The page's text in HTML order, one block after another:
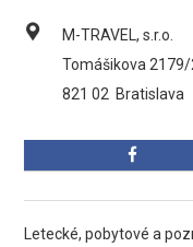
M-TRAVEL, s.r.o.
Tomášikova 2179/
821 02 Bratislava
Letecké, pobytové a